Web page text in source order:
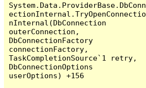
System.Data.ProviderBase.DbConn
ectionInternal.TryOpenConnectio
nInternal(DbConnection
outerConnection,
DbConnectionFactory
connectionFactory,
TaskCompletionSource`1 retry,
DbConnectionOptions
userOptions) +156